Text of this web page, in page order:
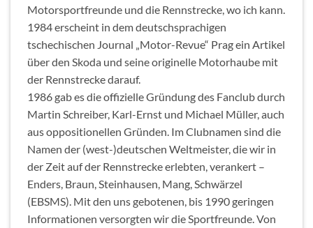
Motorsportfreunde und die Rennstrecke, wo ich kann.
1984 erscheint in dem deutschsprachigen
tschechischen Journal „Motor-Revue“ Prag ein Artikel
über den Skoda und seine originelle Motorhaube mit
der Rennstrecke darauf.
1986 gab es die offizielle Gründung des Fanclub durch
Martin Schreiber, Karl-Ernst und Michael Müller, auch
aus oppositionellen Gründen. Im Clubnamen sind die
Namen der (west-)deutschen Weltmeister, die wir in
der Zeit auf der Rennstrecke erlebten, verankert –
Enders, Braun, Steinhausen, Mang, Schwärzel
(EBSMS). Mit den uns gebotenen, bis 1990 geringen
Informationen versorgten wir die Sportfreunde. Von